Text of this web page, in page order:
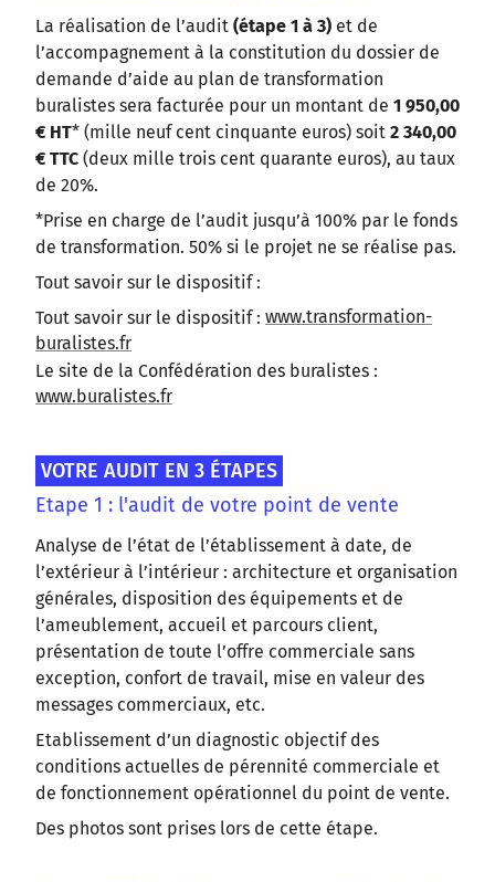
La réalisation de l’audit (étape 1 à 3) et de
l’accompagnement à la constitution du dossier de
demande d’aide au plan de transformation
buralistes sera facturée pour un montant de 1 950,00
€ HT* (mille neuf cent cinquante euros) soit 2 340,00
€ TTC (deux mille trois cent quarante euros), au taux
de 20%.
*Prise en charge de l’audit jusqu’à 100% par le fonds
de transformation. 50% si le projet ne se réalise pas.
Tout savoir sur le dispositif :
Tout savoir sur le dispositif : www.transformation-
buralistes.fr
Le site de la Confédération des buralistes :
www.buralistes.fr
VOTRE AUDIT EN 3 ÉTAPES
Etape 1 : l'audit de votre point de vente
Analyse de l’état de l’établissement à date, de
l’extérieur à l’intérieur : architecture et organisation
générales, disposition des équipements et de
l’ameublement, accueil et parcours client,
présentation de toute l’offre commerciale sans
exception, confort de travail, mise en valeur des
messages commerciaux, etc.
Etablissement d’un diagnostic objectif des
conditions actuelles de pérennité commerciale et
de fonctionnement opérationnel du point de vente.
Des photos sont prises lors de cette étape.